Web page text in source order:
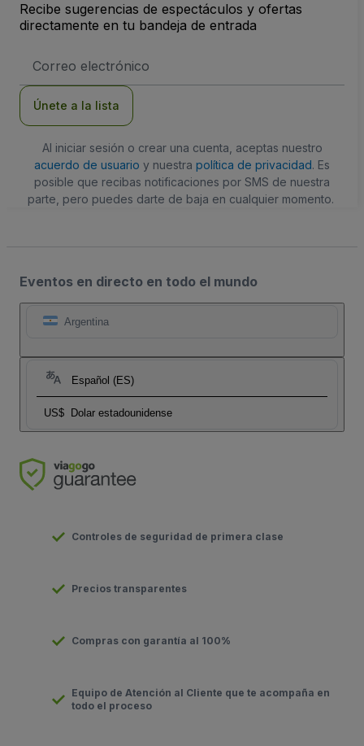
Recibe sugerencias de espectáculos y ofertas
directamente en tu bandeja de entrada
de
Únete a la lista
Al iniciar sesión o crear una cuenta, aceptas nuestro
acuerdo de usuario y nuestra política de privacidad. Es
posible que recibas notificaciones por SMS de nuestra
parte, pero puedes darte de baja en cualquier momento.
Eventos en directo en todo el mundo
Argentina
Español (ES)
US$ Dolar estadounidense
Controles de seguridad de primera clase
Precios transparentes
Compras con garantía al 100%
Equipo de Atención al Cliente que te acompaña en
todo el proceso